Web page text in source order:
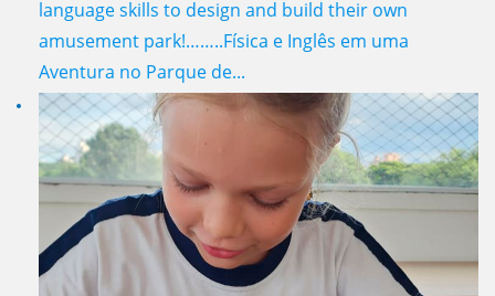
language skills to design and build their own
amusement park!……..Física e Inglês em uma
Aventura no Parque de...